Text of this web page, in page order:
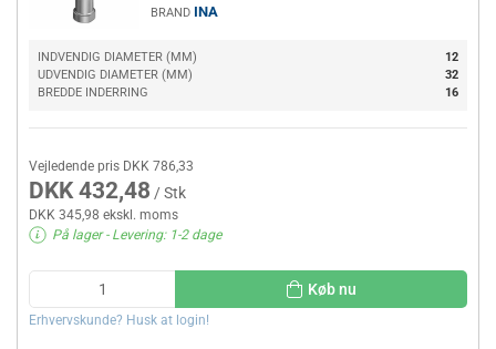
BRAND INA
INDVENDIG DIAMETER (MM)
12
UDVENDIG DIAMETER (MM)
32
BREDDE INDERRING
16
Vejledende pris DKK 786,33
DKK 432,48 / Stk
DKK 345,98 ekskl. moms
På lager- Levering: 1-2 dage
Køb nu
Erhvervskunde? Husk at login!